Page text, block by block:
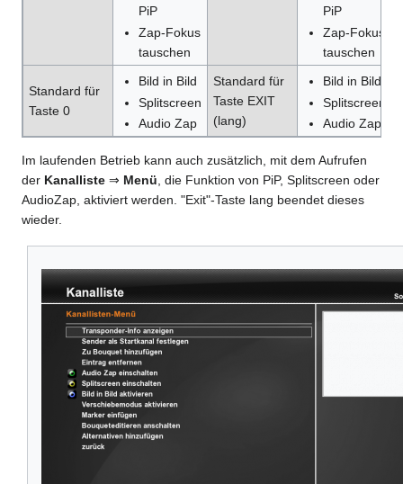
PiP
Zap-Fokus
tauschen
PiP
Zap-Fokus
tauschen
Standard für
Taste 0
Bild in Bild
Splitscreen
Audio Zap
Standard für
Taste EXIT
(lang)
Bild in Bild
Splitscreen
Audio Zap
Im laufenden Betrieb kann auch zusätzlich, mit dem Aufrufen
der Kanalliste ⇒ Menü , die Funktion von PiP, Splitscreen oder
AudioZap, aktiviert werden. "Exit"-Taste lang beendet dieses
wieder.